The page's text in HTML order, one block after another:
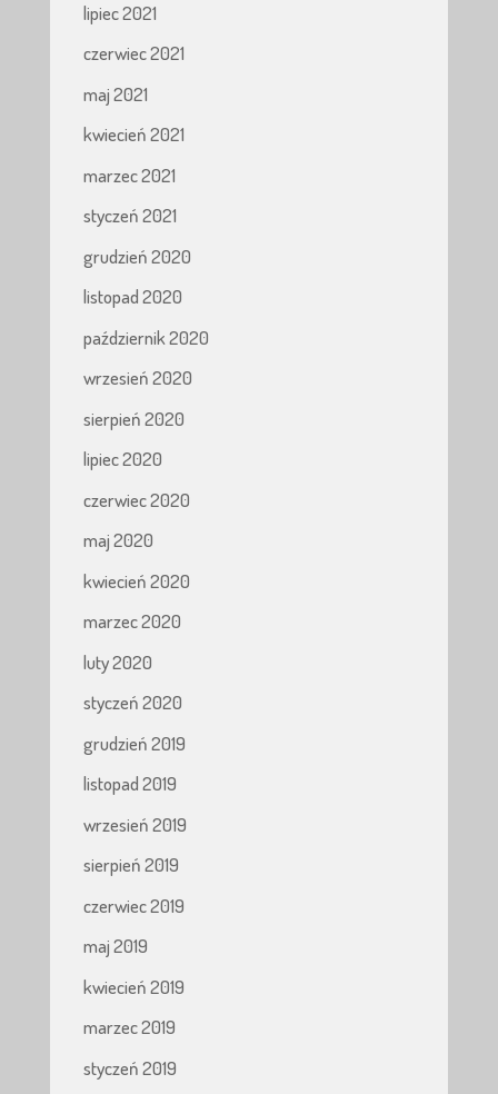
lipiec 2021
czerwiec 2021
maj 2021
kwiecień 2021
marzec 2021
styczeń 2021
grudzień 2020
listopad 2020
październik 2020
wrzesień 2020
sierpień 2020
lipiec 2020
czerwiec 2020
maj 2020
kwiecień 2020
marzec 2020
luty 2020
styczeń 2020
grudzień 2019
listopad 2019
wrzesień 2019
sierpień 2019
czerwiec 2019
maj 2019
kwiecień 2019
marzec 2019
styczeń 2019